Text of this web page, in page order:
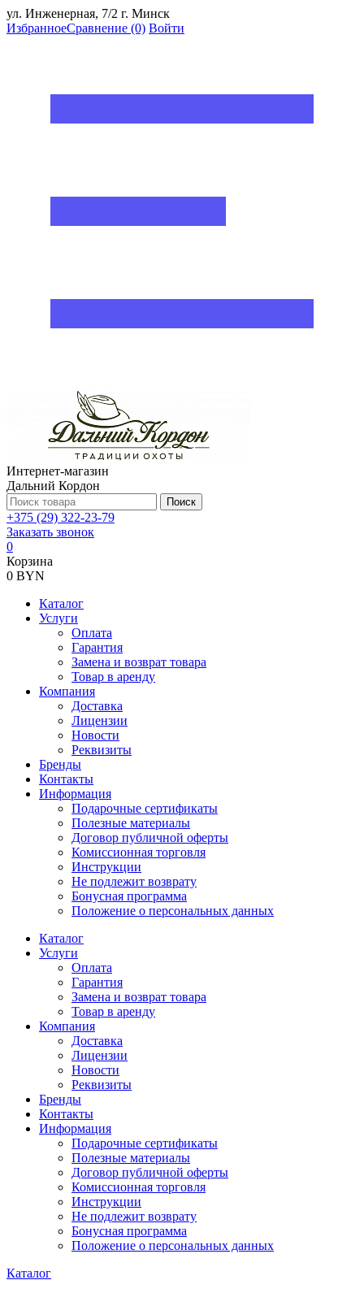
ул. Инженерная, 7/2 г. Минск
ИзбранноеСравнение (0) Войти
Интернет-магазин
Дальний Кордон
Поиск
+375 (29) 322-23-79
Заказать звонок
0
Корзина
0 BYN
Каталог
Услуги
Оплата
Гарантия
Замена и возврат товара
Товар в аренду
Компания
Доставка
Лицензии
Новости
Реквизиты
Бренды
Контакты
Информация
Подарочные сертификаты
Полезные материалы
Договор публичной оферты
Комиссионная торговля
Инструкции
Не подлежит возврату
Бонусная программа
Положение о персональных данных
Каталог
Услуги
Оплата
Гарантия
Замена и возврат товара
Товар в аренду
Компания
Доставка
Лицензии
Новости
Реквизиты
Бренды
Контакты
Информация
Подарочные сертификаты
Полезные материалы
Договор публичной оферты
Комиссионная торговля
Инструкции
Не подлежит возврату
Бонусная программа
Положение о персональных данных
Каталог